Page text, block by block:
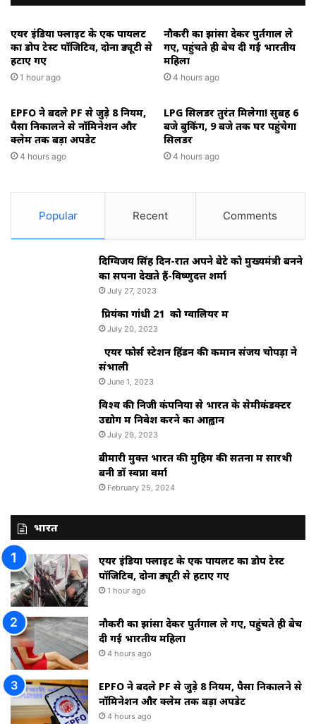
एयर इंडिया फ्लाइट के एक पायलट
का डोप टेस्ट पॉजिटिव, दोनों ड्यूटी से
हटाए गए
1 hour ago
नौकरी का झांसा देकर पुर्तगाल ले
गए, पहुंचते ही बेच दी गई भारतीय
महिला
4 hours ago
EPFO ने बदले PF से जुड़े 8 नियम,
पैसा निकालने से नॉमिनेशन और
क्लेम तक बड़ा अपडेट
4 hours ago
LPG सिलेंडर तुरंत मिलेगा! सुबह 6
बजे बुकिंग, 9 बजे तक घर पहुंचेगा
सिलेंडर
4 hours ago
Popular Recent Comments
दिग्विजय सिंह दिन-रात अपने बेटे को मुख्यमंत्री बनने
का सपना देखते हैं-विष्णुदत्त शर्मा
July 27, 2023
प्रियंका गांधी 21 को ग्वालियर में
July 20, 2023
एयर फोर्स स्टेशन हिंडन की कमान संजय चोपड़ा ने
संभाली
June 1, 2023
विश्‍व की निजी कंपनियों से भारत के सेमीकंडक्टर
उद्योग में निवेश करने का आह्वान
July 29, 2023
बीमारी मुक्त भारत की मुहिम की सतना में सारथी
बनी डाॅ स्वप्ना वर्मा
February 25, 2024
भारत
एयर इंडिया फ्लाइट के एक पायलट का डोप टेस्ट
पॉजिटिव, दोनों ड्यूटी से हटाए गए
1 hour ago
नौकरी का झांसा देकर पुर्तगाल ले गए, पहुंचते ही बेच
दी गई भारतीय महिला
4 hours ago
EPFO ने बदले PF से जुड़े 8 नियम, पैसा निकालने से
नॉमिनेशन और क्लेम तक बड़ा अपडेट
4 hours ago